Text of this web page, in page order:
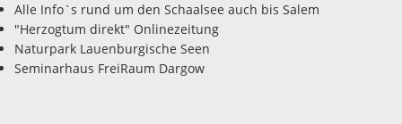
Alle Info`s rund um den Schaalsee auch bis Salem
"Herzogtum direkt" Onlinezeitung
Naturpark Lauenburgische Seen
Seminarhaus FreiRaum Dargow